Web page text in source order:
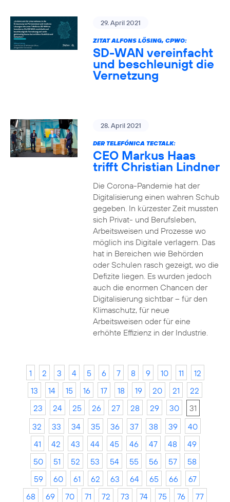
29. April 2021
ZITAT ALFONS LÖSING, CPWO:
SD-WAN vereinfacht
und beschleunigt die
Vernetzung
28. April 2021
DER TELEFÓNICA TECTALK:
CEO Markus Haas
trifft Christian Lindner
Die Corona-Pandemie hat der
Digitalisierung einen wahren Schub
gegeben. In kürzester Zeit mussten
sich Privat- und Berufsleben,
Arbeitsweisen und Prozesse wo
möglich ins Digitale verlagern. Das
hat in Bereichen wie Behörden
oder Schulen rasch gezeigt, wo die
Defizite liegen. Es wurden jedoch
auch die enormen Chancen der
Digitalisierung sichtbar – für den
Klimaschutz, für neue
Arbeitsweisen oder für eine
erhöhte Effizienz in der Industrie.
1 2 3 4 5 6 7 8 9 10 11
12
13
14 15 16 17 18 19 20 21
22
23
24 25 26 27 28 29 30
31
32
33 34 35 36 37 38 39
40
41
42 43 44 45 46 47 48
49
50
51 52 53 54 55 56 57
58
59
60 61 62 63 64 65 66
67
68
69 70 71 72 73 74 75 76
77